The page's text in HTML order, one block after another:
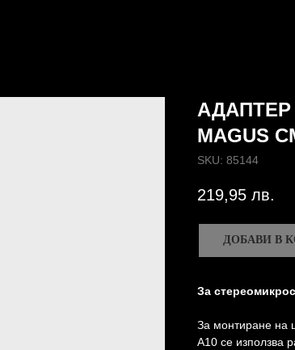
MAGUS
SKU: 85144
219,95 лв.
ДОБАВИ В
За
За монтиране на
A10 се използва